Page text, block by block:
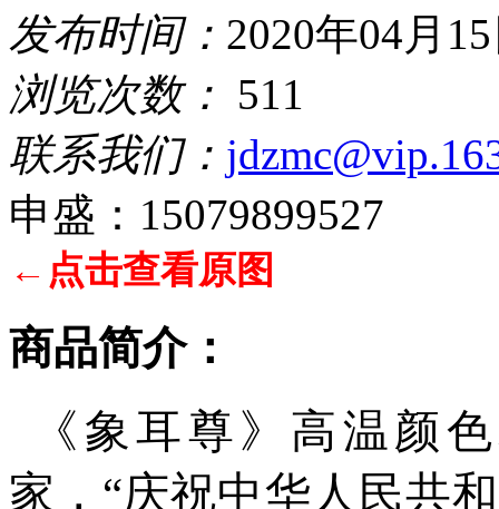
发布时间： 2020年04月
浏览次数： 511
联系我们：
申盛：15079899527
←点击查看原图
商品简介：
《象耳尊》高温颜
家， “庆祝中华人民共